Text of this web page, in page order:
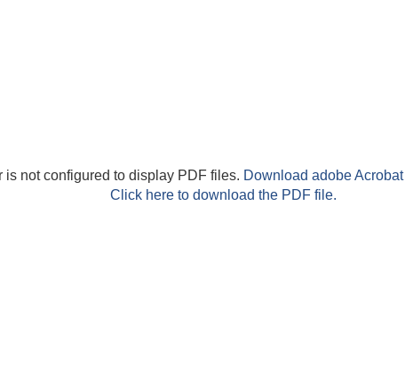
is not configured to display PDF files. Download adobe Acrobat
Click here to download the PDF file.